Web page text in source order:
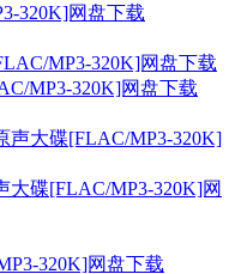
320K]网盘下载
MP3-320K]网盘下载
大碟[FLAC/MP3-320K]网